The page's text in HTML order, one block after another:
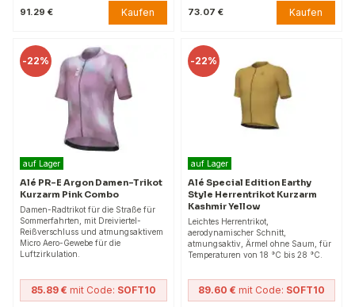
91.29 € Kaufen 73.07 € Kaufen
-22%
auf Lager
Alé PR-E Argon Damen-Trikot
Kurzarm Pink Combo
Damen-Radtrikot für die Straße für
Sommerfahrten, mit Dreiviertel-
Reißverschluss und atmungsaktivem
Micro Aero-Gewebe für die
Luftzirkulation.
85.89 € mit Code: SOFT10
-22%
auf Lager
Alé Special Edition Earthy
Style Herrentrikot Kurzarm
Kashmir Yellow
Leichtes Herrentrikot,
aerodynamischer Schnitt,
atmungsaktiv, Ärmel ohne Saum, für
Temperaturen von 18 °C bis 28 °C.
89.60 € mit Code: SOFT10